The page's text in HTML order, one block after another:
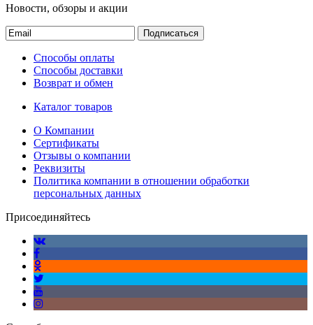
Новости, обзоры и акции
Подписаться
Способы оплаты
Способы доставки
Возврат и обмен
Каталог товаров
О Компании
Сертификаты
Отзывы о компании
Реквизиты
Политика компании в отношении обработки
персональных данных
Присоединяйтесь